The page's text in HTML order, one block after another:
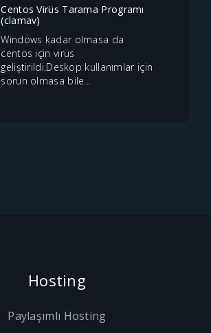
Centos Virüs Tarama Programı
(clamav)
Windows kadar olmasa da
centos için virüs
geliştirildi.Deskop kullanımlar için
sorun olmasa bile...
Hosting
Paylaşımlı Hosting